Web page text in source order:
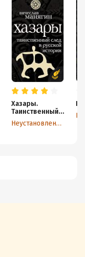
Хазары.
Таинственный
след в русской
истории
Неустановленный автор